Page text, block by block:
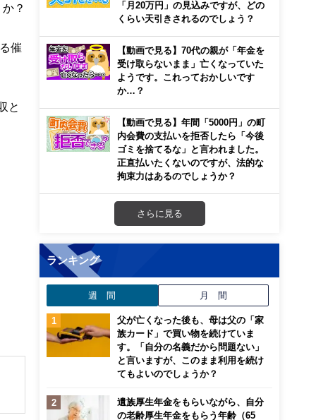
？
催
と
き
「月20万円」の見込みですが、どの
くらい天引きされるのでしょう？
【動画で見る】70代の親が「年金を
受け取らないまま」亡くなっていた
ようです。これっておかしいです
か…？
【動画で見る】年間「5000円」の町
内会費の支払いを拒否したら「今後
ゴミを捨てるな」と言われました。
正直払いたくないのですが、法的な
拘束力はあるのでしょうか？
さらに見る
ランキング
週 間 月 間
父が亡くなった後も、母は父の「家
族カード」で買い物を続けていま
す。「自分の名義だから問題ない」
と言いますが、このまま利用を続け
てもよいのでしょうか？
遺族厚生年金をもらいながら、自分
の老齢厚生年金をもらう年齢（65